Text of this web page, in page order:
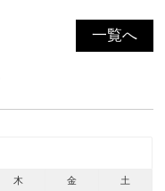
一覧へ
木 金 土